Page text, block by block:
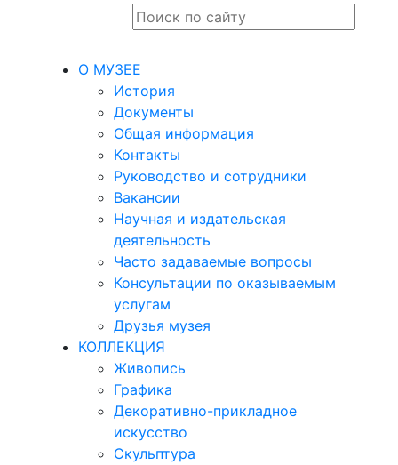
О МУЗЕЕ
История
Документы
Общая информация
Контакты
Руководство и сотрудники
Вакансии
Научная и издательская
деятельность
Часто задаваемые вопросы
Консультации по оказываемым
услугам
Друзья музея
КОЛЛЕКЦИЯ
Живопись
Графика
Декоративно-прикладное
искусство
Скульптура